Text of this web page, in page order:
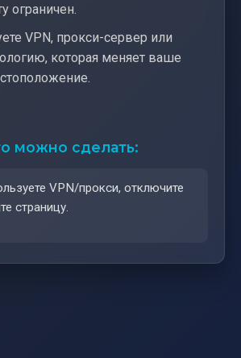
ограничен.
VPN, прокси-сервер или
которая меняет ваше
можно сделать:
VPN/прокси, отключите
страницу.